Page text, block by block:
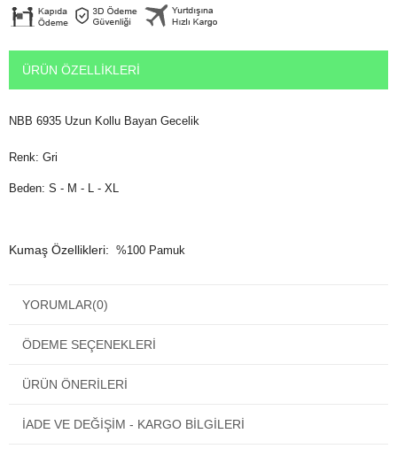
ÜRÜN ÖZELLIKLERI
NBB 6935 Uzun Kollu Bayan Gecelik
Renk: Gri
Beden: S - M - L - XL
Kumaş Özellikleri: %100 Pamuk
Özellikle kış aylarında şehir hayatında kadınlar günlerinin çoğunu
Ev giyimine özen gösteren kadınların en çok beğeneceği bayan
pijama modeli,NBB 6935 Uzun Kollu Bayan Gecelik
YORUMLAR(0)
ÖDEME SEÇENEKLERI
ÜRÜN ÖNERILERI
İADE VE DEĞİŞİM - KARGO BİLGİLERİ